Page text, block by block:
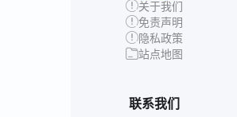
关于我们
免责声明
隐私政策
站点地图
联系我们